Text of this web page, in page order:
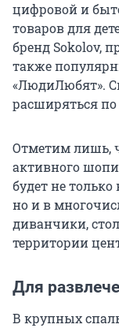
цифровой и
товаров для
бренд Sokolov,
также
«ЛюдиЛюбят».
расширяться
Отметим лишь,
активного
будет не
но и в
диванчики,
территории
Для
В крупных